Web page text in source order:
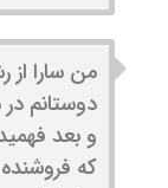
من سارا
دوستانم
و بعد
که